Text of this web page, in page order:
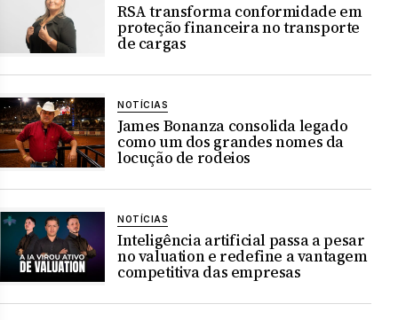
RSA transforma conformidade em
proteção financeira no transporte
de cargas
NOTÍCIAS
James Bonanza consolida legado
como um dos grandes nomes da
locução de rodeios
NOTÍCIAS
Inteligência artificial passa a pesar
no valuation e redefine a vantagem
competitiva das empresas